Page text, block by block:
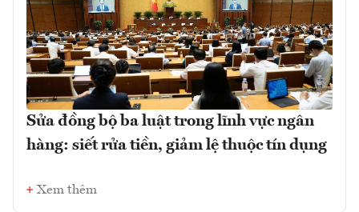
Sửa đồng bộ ba luật trong lĩnh vực ngân
hàng: siết rửa tiền, giảm lệ thuộc tín dụng
Xem thêm